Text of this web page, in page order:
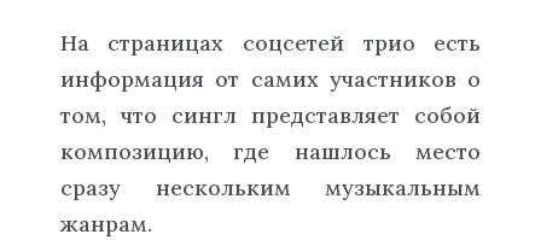
На страницах соцсетей трио есть
информация от самих участников о
том, что сингл представляет собой
композицию, где нашлось место
сразу нескольким музыкальным
жанрам.